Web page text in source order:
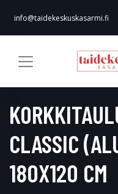
info@taidekeskuskasarmi.fi
CLASSIC
180X120 CM